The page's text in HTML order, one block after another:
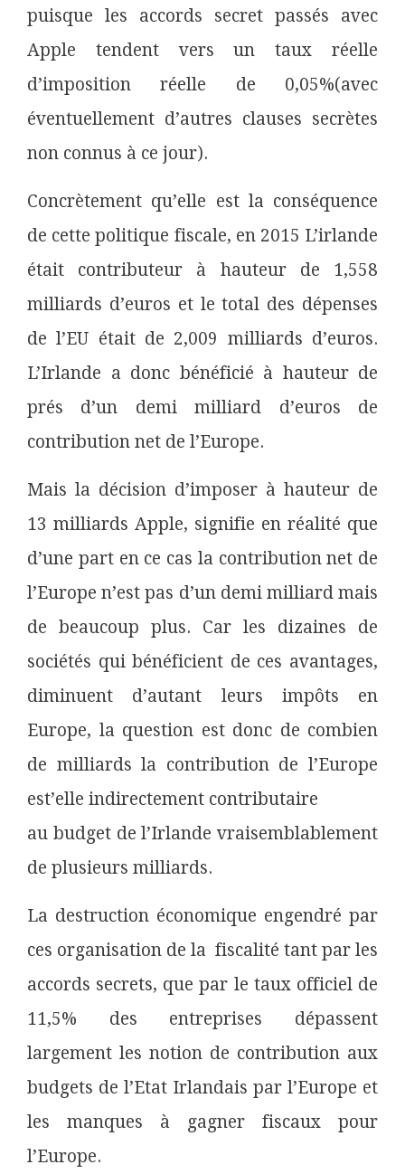
puisque les accords secret passés avec
Apple tendent vers un taux réelle
d’imposition réelle de 0,05%(avec
éventuellement d’autres clauses secrètes
non connus à ce jour).
Concrètement qu’elle est la conséquence
de cette politique fiscale, en 2015 L’irlande
était contributeur à hauteur de 1,558
milliards d’euros et le total des dépenses
de l’EU était de 2,009 milliards d’euros.
L’Irlande a donc bénéficié à hauteur de
prés d’un demi milliard d’euros de
contribution net de l’Europe.
Mais la décision d’imposer à hauteur de
13 milliards Apple, signifie en réalité que
d’une part en ce cas la contribution net de
l’Europe n’est pas d’un demi milliard mais
de beaucoup plus. Car les dizaines de
sociétés qui bénéficient de ces avantages,
diminuent d’autant leurs impôts en
Europe, la question est donc de combien
de milliards la contribution de l’Europe
est’elle indirectement contributaire
au budget de l’Irlande vraisemblablement
de plusieurs milliards.
La destruction économique engendré par
ces organisation de la fiscalité tant par les
accords secrets, que par le taux officiel de
11,5% des entreprises dépassent
largement les notion de contribution aux
budgets de l’Etat Irlandais par l’Europe et
les manques à gagner fiscaux pour
l’Europe.